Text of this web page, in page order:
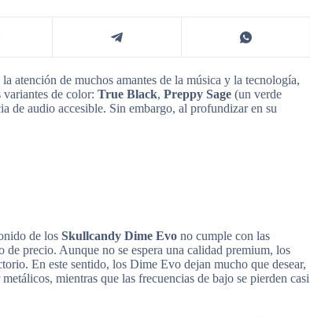
la atención de muchos amantes de la música y la tecnología,
de color: True Black, Preppy Sage (un verde
de audio accesible. Sin embargo, al profundizar en su
de los Skullcandy Dime Evo no cumple con las
de precio. Aunque no se espera una calidad premium, los
En este sentido, los Dime Evo dejan mucho que desear,
mientras que las frecuencias de bajo se pierden casi